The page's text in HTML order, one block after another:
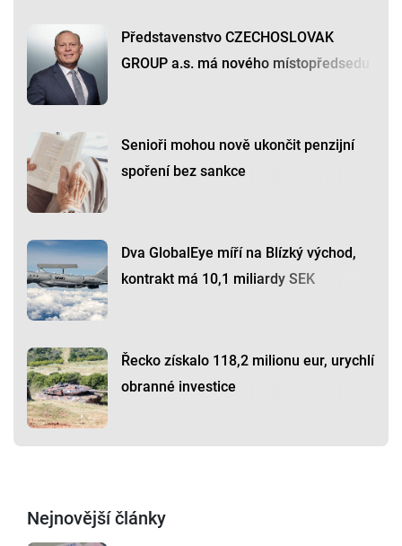
Představenstvo CZECHOSLOVAK
GROUP a.s. má nového místopředsedu
Senioři mohou nově ukončit penzijní
spoření bez sankce
Dva GlobalEye míří na Blízký východ,
kontrakt má 10,1 miliardy SEK
Řecko získalo 118,2 milionu eur, urychlí
obranné investice
Nejnovější články